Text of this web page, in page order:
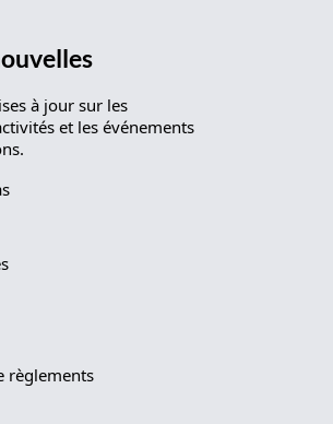
à jour sur les
et les événements
règlements